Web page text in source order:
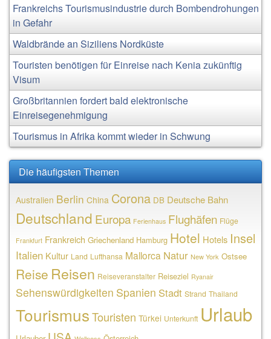
Frankreichs Tourismusindustrie durch Bombendrohungen
in Gefahr
Waldbrände an Siziliens Nordküste
Touristen benötigen für Einreise nach Kenia zukünftig
Visum
Großbritannien fordert bald elektronische
Einreisegenehmigung
Tourismus in Afrika kommt wieder in Schwung
Die häufigsten Themen
Australien Berlin China Corona DB Deutsche Bahn
Deutschland Europa Ferienhaus Flughäfen Flüge
Frankfurt Frankreich Griechenland Hamburg Hotel Hotels Insel
Italien Kultur Land Lufthansa Mallorca Natur New York Ostsee
Reise Reisen Reiseveranstalter Reiseziel Ryanair
Sehenswürdigkeiten Spanien Stadt Strand Thailand
TourismusTouristen Türkei Unterkunft Urlaub